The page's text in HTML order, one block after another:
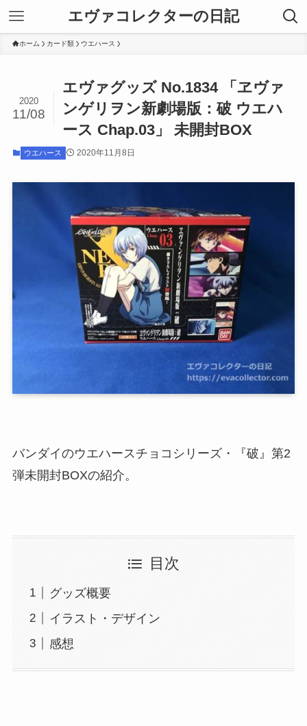
エヴァコレクターの日記
ホーム カード類 ウエハース
エヴァグッズ No.1834 「ヱヴァ
ンゲリヲン新劇場版：破 ウエハ
ース Chap.03」 未開封BOX
2020
11/08
ウエハース 2020年11月8日
バンダイのウエハースチョコシリーズ・『破』第2
弾未開封BOXの紹介。
目次
グッズ概要
イラスト・デザイン
感想